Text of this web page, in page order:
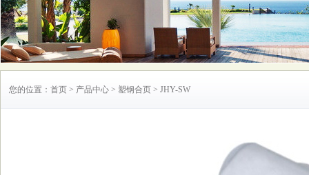
您的位置：首页 > 产品中心 > 塑钢合页 > JHY-SW